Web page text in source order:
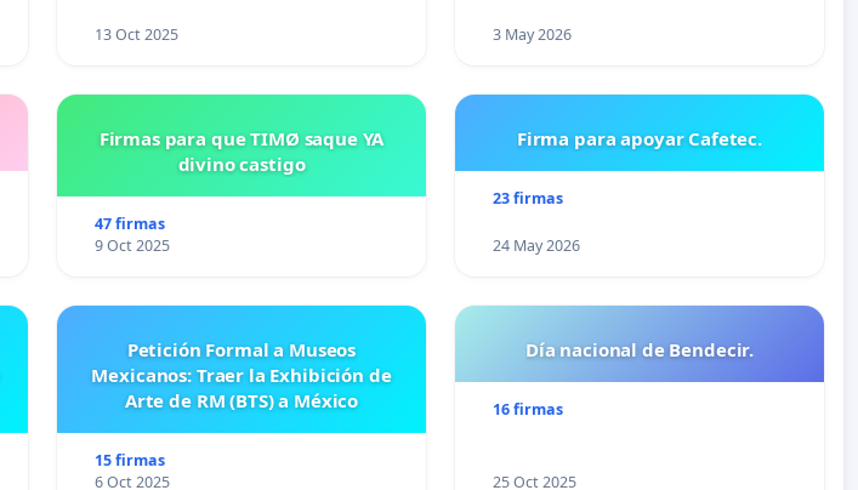
13 Oct 2025 3 May 2026
Firmas para que TIMØ saque YA
divino castigo
47 firmas
9 Oct 2025
Firma para apoyar Cafetec.
23 firmas
24 May 2026
Petición Formal a Museos
Mexicanos: Traer la Exhibición de
Arte de RM (BTS) a México
15 firmas
6 Oct 2025
Día nacional de Bendecir.
16 firmas
25 Oct 2025